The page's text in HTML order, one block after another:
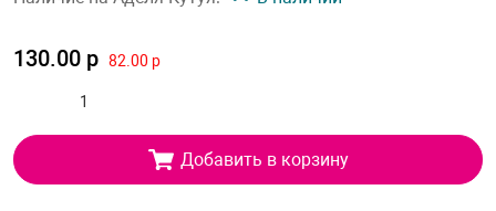
130.00 р 82.00 р
Добавить в корзину